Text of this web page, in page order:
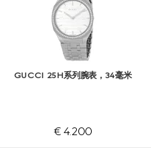
GUCCI 25H系列腕表，34毫米
€ 4.200